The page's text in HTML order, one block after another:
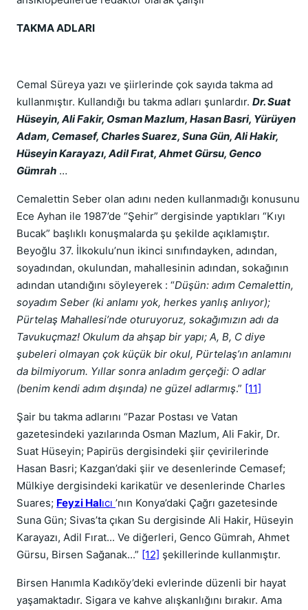
TAKMA ADLARI
Cemal Süreya yazı ve şiirlerinde çok sayıda takma ad
kullanmıştır. Kullandığı bu takma adları şunlardır. Dr. Suat
Hüseyin, Ali Fakir, Osman Mazlum, Hasan Basri, Yürüyen
Adam, Cemasef, Charles Suarez, Suna Gün, Ali Hakir,
Hüseyin Karayazı, Adil Fırat, Ahmet Gürsu, Genco
Gümrah …
Cemalettin Seber olan adını neden kullanmadığı konusunu
Ece Ayhan ile 1987’de “Şehir” dergisinde yaptıkları “Kıyı
Bucak” başlıklı konuşmalarda şu şekilde açıklamıştır.
Beyoğlu 37. İlkokulu’nun ikinci sınıfındayken, adından,
soyadından, okulundan, mahallesinin adından, sokağının
adından utandığını söyleyerek : “Düşün: adım Cemalettin,
soyadım Seber (ki anlamı yok, herkes yanlış anlıyor);
Pürtelaş Mahallesi’nde oturuyoruz, sokağımızın adı da
Tavukuçmaz! Okulum da ahşap bir yapı; A, B, C diye
şubeleri olmayan çok küçük bir okul, Pürtelaş’ın anlamını
da bilmiyorum. Yıllar sonra anladım gerçeği: O adlar
(benim kendi adım dışında) ne güzel adlarmış.” [11]
Şair bu takma adlarını “Pazar Postası ve Vatan
gazetesindeki yazılarında Osman Mazlum, Ali Fakir, Dr.
Suat Hüseyin; Papirüs dergisindeki şiir çevirilerinde
Hasan Basri; Kazgan’daki şiir ve desenlerinde Cemasef;
Mülkiye dergisindeki karikatür ve desenlerinde Charles
Suares; Feyzi Halıcı ’nın Konya’daki Çağrı gazetesinde
Suna Gün; Sivas’ta çıkan Su dergisinde Ali Hakir, Hüseyin
Karayazı, Adil Fırat... Ve diğerleri, Genco Gümrah, Ahmet
Gürsu, Birsen Sağanak...” [12] şekillerinde kullanmıştır.
Birsen Hanımla Kadıköy’deki evlerinde düzenli bir hayat
yaşamaktadır. Sigara ve kahve alışkanlığını bırakır. Ama